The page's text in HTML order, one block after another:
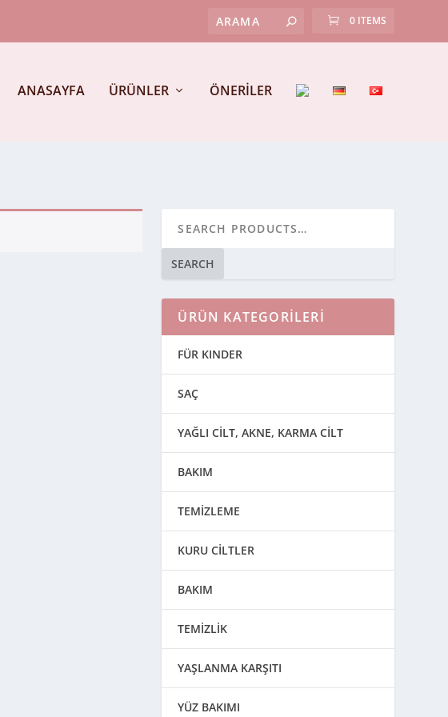
0 ITEMS
ANASAYFA ÜRÜNLER ÖNERİLER
SEARCH
ÜRÜN KATEGORILERI
FÜR KINDER
SAÇ
YAĞLI CİLT, AKNE, KARMA CİLT
BAKIM
TEMİZLEME
KURU CİLTLER
BAKIM
TEMİZLİK
YAŞLANMA KARŞITI
YÜZ BAKIMI